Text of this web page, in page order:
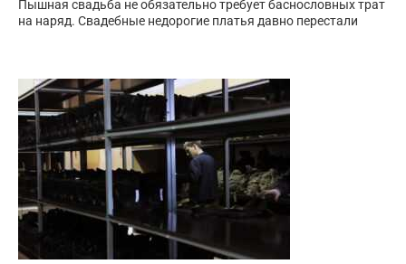
Пышная свадьба не обязательно требует баснословных трат
на наряд. Свадебные недорогие платья давно перестали